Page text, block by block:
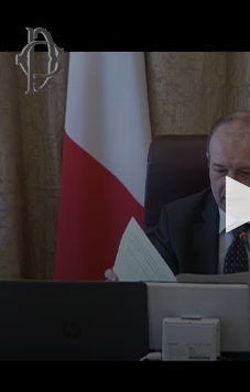
WebTV
Vai al menu di navigazione
Contenuto
Fine contenuto
Vai al contenuto principale Vai al